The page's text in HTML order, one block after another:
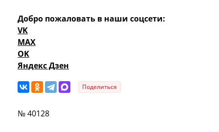
Добро пожаловать в наши соцсети:
VK
MAX
OK
Яндекс Дзен
Поделиться
№ 40128